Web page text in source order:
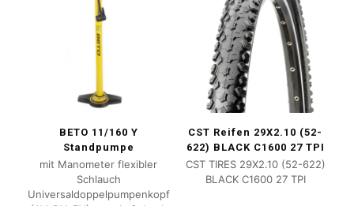
BETO 11/160 Y
Standpumpe
mit Manometer flexibler
Schlauch
Universaldoppelpumpenkopf
CST Reifen 29X2.10 (52-
622) BLACK C1600 27 TPI
CST TIRES 29X2.10 (52-622)
BLACK C1600 27 TPI